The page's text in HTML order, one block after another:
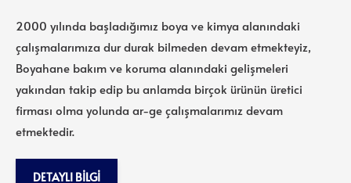
2000 yılında başladığımız boya ve kimya alanındaki
çalışmalarımıza dur durak bilmeden devam etmekteyiz,
Boyahane bakım ve koruma alanındaki gelişmeleri
yakından takip edip bu anlamda birçok ürünün üretici
firması olma yolunda ar-ge çalışmalarımız devam
etmektedir.
DETAYLI BILGI